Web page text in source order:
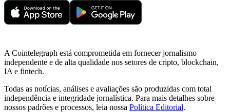
A Cointelegraph está comprometida em fornecer jornalismo
independente e de alta qualidade nos setores de cripto, blockchain,
IA e fintech.
Todas as notícias, análises e avaliações são produzidas com total
independência e integridade jornalística. Para mais detalhes sobre
nossos padrões e processos, leia nossa Política Editorial.